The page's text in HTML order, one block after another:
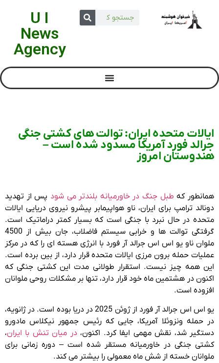
U I
News
Agency
ایالات متحده ایران: توالت های کشتی جنگی
جرالد فورد آمریکا مسدود شده است –
هندوستان امروز
همانطور که طبل جنگ در خاورمیانه بلندتر می شود پس از تهدید
دونالد ترامپ برای ایران، ناو هواپیمابر پیشرو نیروی دریایی ایالات
متحده در حال نبرد با جنگی است که بسیار کمتر دراماتیک است.
گرفتگی توالت ها و خرابی سیستم فاضلاب، جان بیش از 4500
ملوان ناو یو اس اس جرالد آر فورد با انرژی هسته ای را که در مرکز
عملیات حمله برون مرزی ایالات متحده قرار دارد، از بین برده است.
این همه چیز نیست. استقرار طولانی مدت این کشتی جنگی که
اکنون در هشتمین ماه خود قرار دارد، تنها بر مشکلات روحی ملوانان
افزوده است.
یو اس اس جرالد آر فورد از ژوئن 2025 در دریا بوده است. در ژانویه،
در حمله ونزوئلا آمریکا، جایی که رئیس جمهور نیکلاس مادورو
دستگیر شد، نقش مهمی ایفا کرد. اکنون،در میان تنش با ایران،
کشتی جنگی در خاورمیانه مستقر شده است – دوره زمانی برای
ملوانان خسته از شش ماه معمولی را بیشتر می کند.